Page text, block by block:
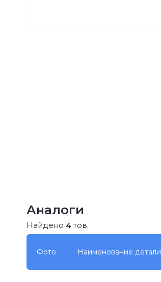
Аналоги
Найдено 4 тов.
Фото Наименование детали